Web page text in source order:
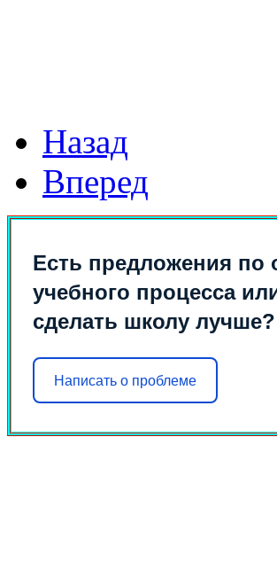
Назад
Вперед
Есть предложения по
учебного процесса
сделать школу лучше?
Написать о проблеме